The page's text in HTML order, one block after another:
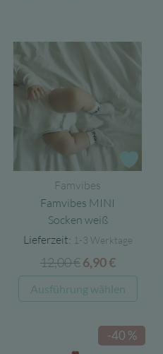
Famvibes
Famvibes MINI
Socken weiß
Lieferzeit: 1-3 Werktage
12,00€ Ursprünglicher
Preis
war:
6,90€Aktueller
Preis
ist:
Ausführung wählen
-40 %